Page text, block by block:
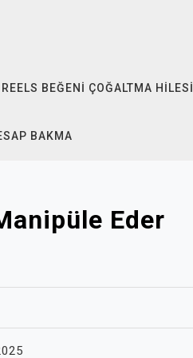
REELS BEĞENI ÇOĞALTMA HILESI
BAKMA
Eder